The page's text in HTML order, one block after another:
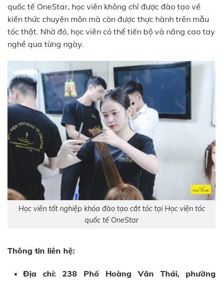
quốc tế OneStar, học viên không chỉ được đào tạo về
kiến thức chuyên môn mà còn được thực hành trên mẫu
tóc thật. Nhờ đó, học viên có thể tiến bộ và nâng cao tay
nghề qua từng ngày.
Học viên tốt nghiệp khóa đào tạo cắt tóc tại Học viện tóc
quốc tế OneStar
Thông tin liên hệ:
Địa chỉ: 238 Phố Hoàng Văn Thái, phường